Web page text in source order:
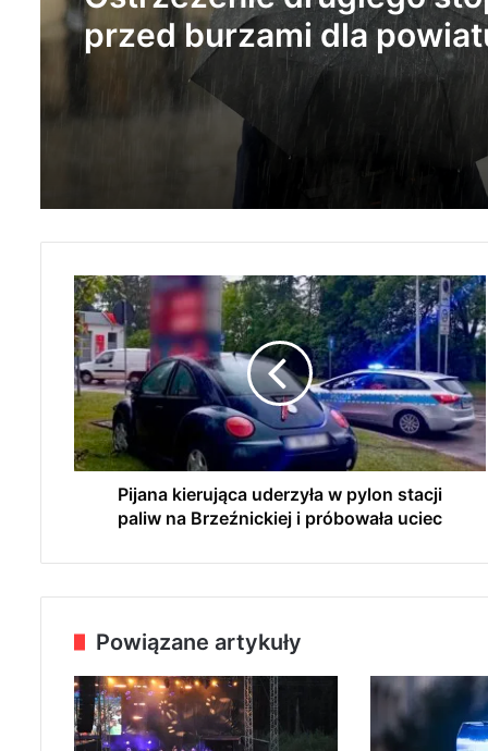
Ostrzeżenie drugiego
przed burzami dla
radomszczańskiego
Tragiczny wypadek w
Kobielach Wielkich. Nie
22-letni motocyklista
P
i
j
a
n
a
k
i
e
ą
d
e
r
z
y
Pijana kierująca uderzyła w pylon stacji
paliw na Brzeźnickiej i próbowała uciec
Powiązane artykuły